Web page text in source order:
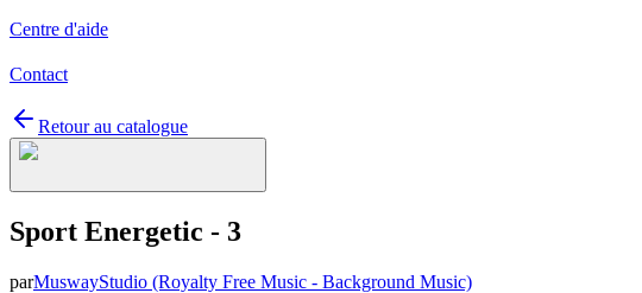
Centre d'aide
Contact
Retour au catalogue
Sport Energetic - 3
parMuswayStudio (Royalty Free Music - Background Music)